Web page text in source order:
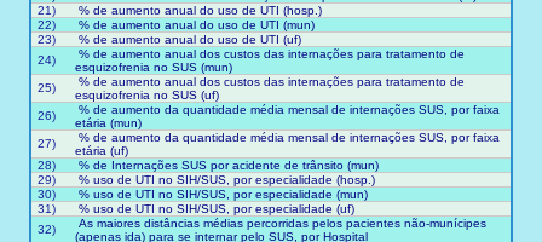
21)
% de aumento anual do uso de UTI (hosp.)
22)
% de aumento anual do uso de UTI (mun)
23)
% de aumento anual do uso de UTI (uf)
24)
% de aumento anual dos custos das internações para tratamento de
esquizofrenia no SUS (mun)
25)
% de aumento anual dos custos das internações para tratamento de
esquizofrenia no SUS (uf)
26)
% de aumento da quantidade média mensal de internações SUS, por faixa
etária (mun)
27)
% de aumento da quantidade média mensal de internações SUS, por faixa
etária (uf)
28)
% de Internações SUS por acidente de trânsito (mun)
29)
% uso de UTI no SIH/SUS, por especialidade (hosp.)
30)
% uso de UTI no SIH/SUS, por especialidade (mun)
31)
% uso de UTI no SIH/SUS, por especialidade (uf)
32)
As maiores distâncias médias percorridas pelos pacientes não-munícipes
(apenas ida) para se internar pelo SUS, por Hospital